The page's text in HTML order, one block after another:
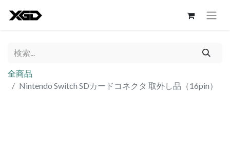
全商品
Nintendo Switch SDカードコネクタ 取外し品（16pin）